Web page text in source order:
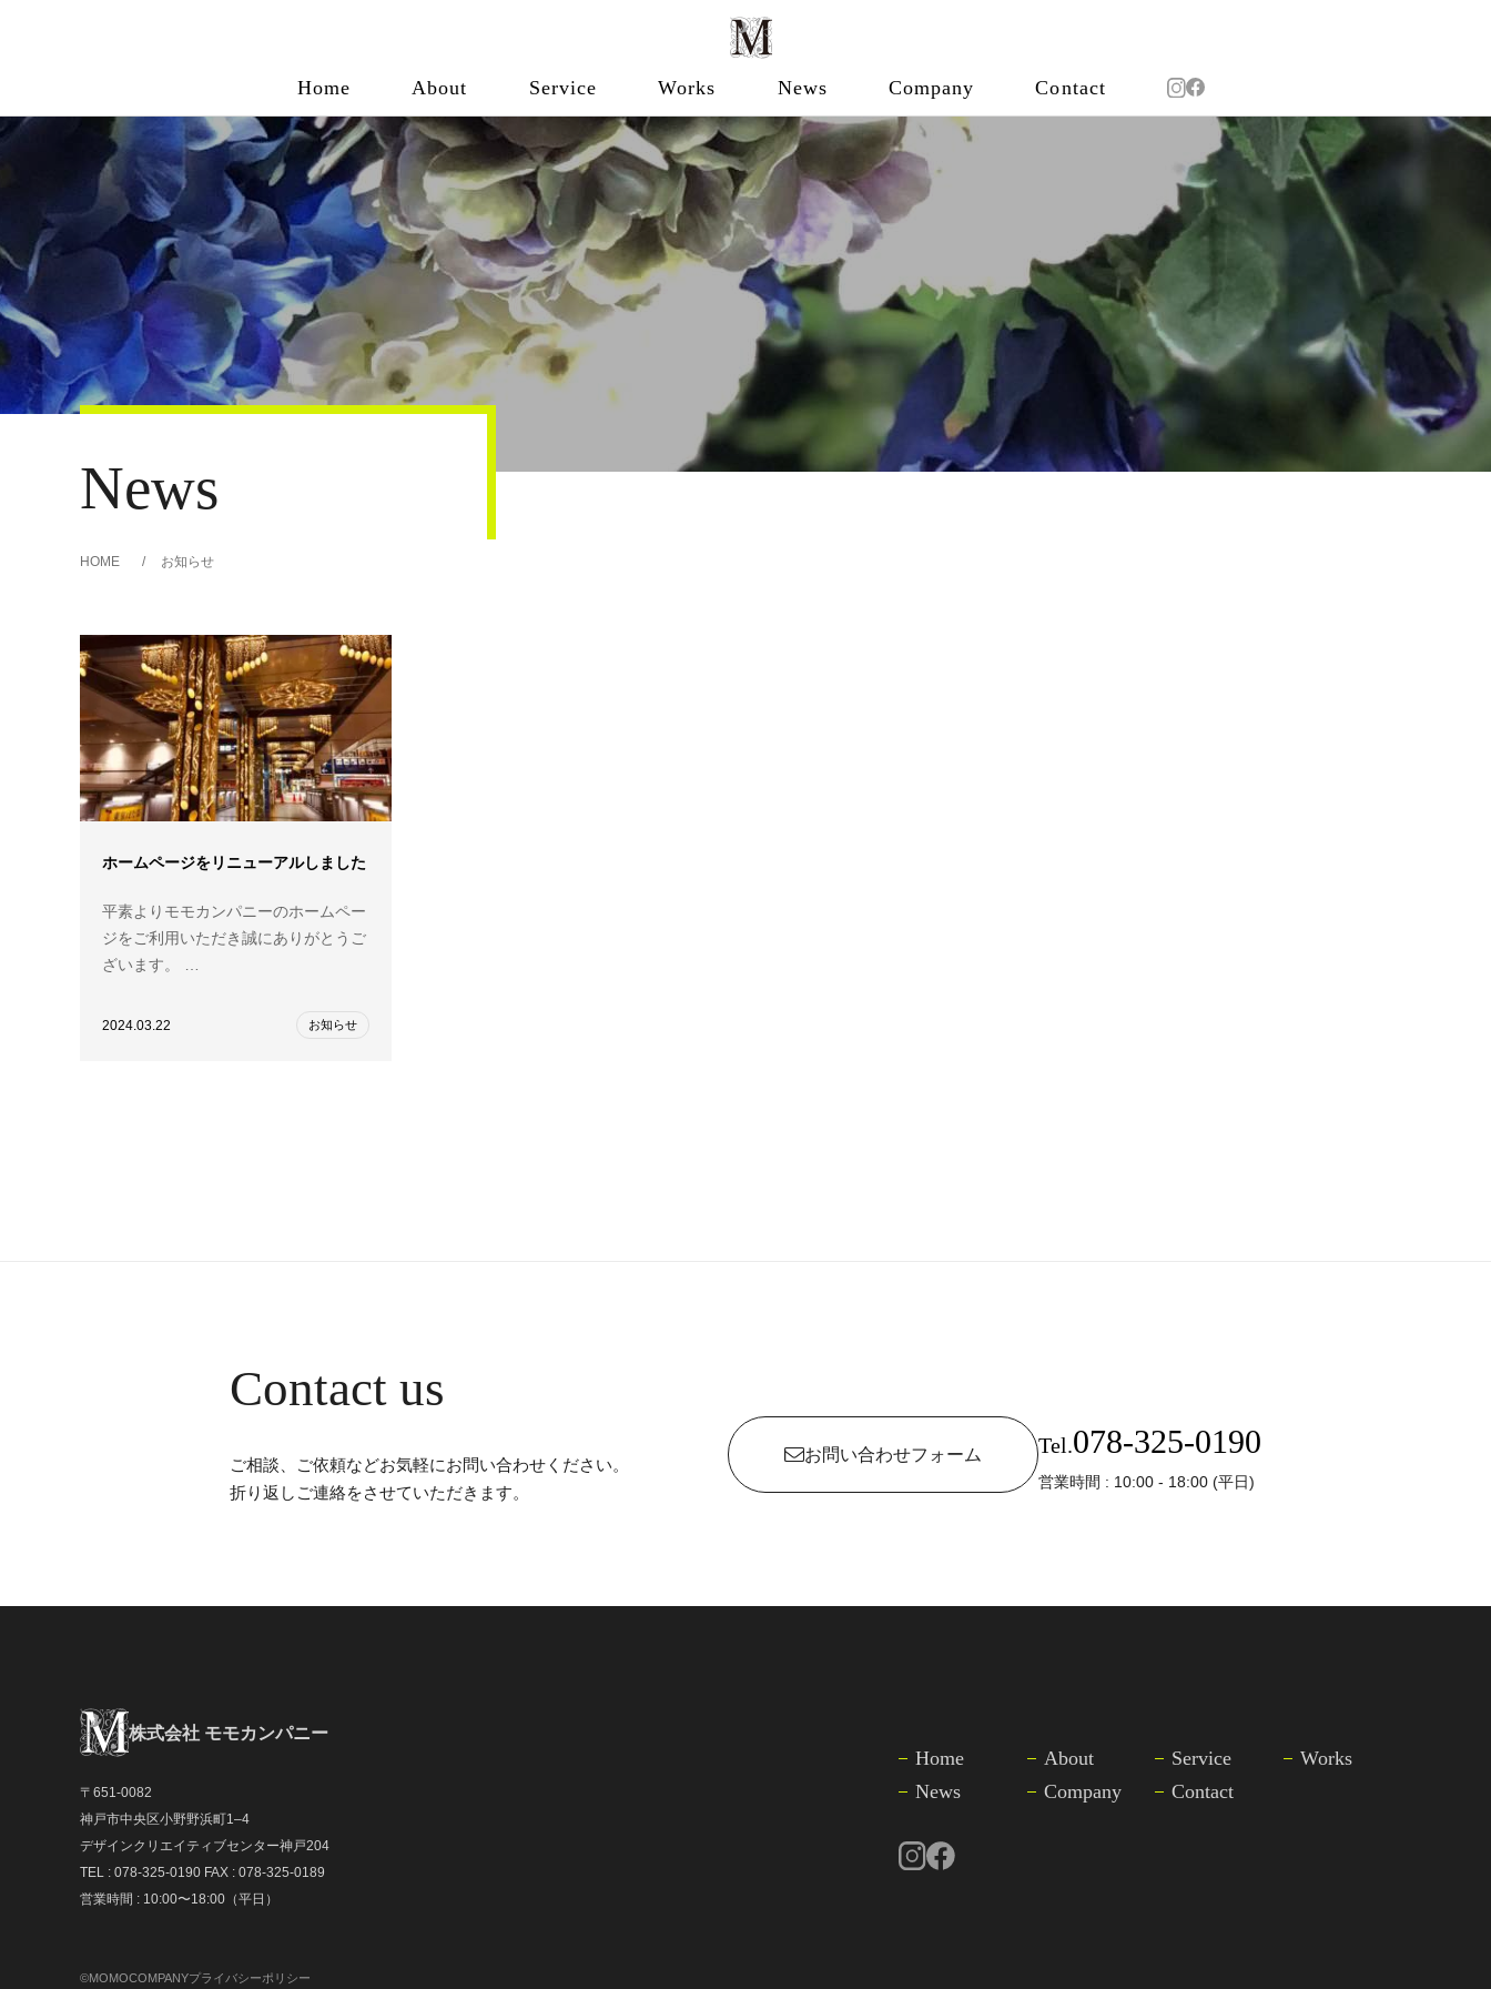
Home About Service Works News Company Contact
News
HOME お知らせ
ホームページをリニューアルしました
平素よりモモカンパニーのホームペー
ジをご利用いただき誠にありがとうご
ざいます。 …
2024.03.22 お知らせ
Contact us
ご相談、ご依頼などお気軽にお問い合わせください。
折り返しご連絡をさせていただきます。
お問い合わせフォーム Tel.078-325-0190
営業時間 : 10:00 - 18:00 (平日)
株式会社 モモカンパニー
〒651-0082
神戸市中央区小野野浜町1–4
デザインクリエイティブセンター神戸204
TEL : 078-325-0190 FAX : 078-325-0189
営業時間 : 10:00〜18:00（平日）
©MOMOCOMPANYプライバシーポリシー
Home About Service
Works
News
Company Contact